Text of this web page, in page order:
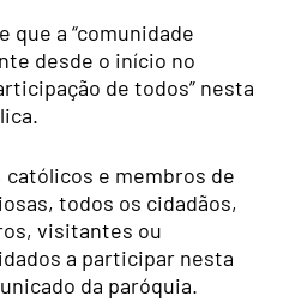
que a “comunidade
desde o início no
de todos” nesta
católicos e membros de
todos os cidadãos,
visitantes ou
a participar nesta
da paróquia.